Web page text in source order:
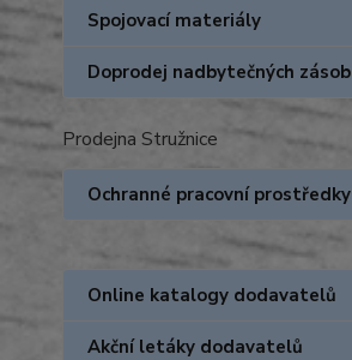
Spojovací materiály
Doprodej nadbytečných zásob
Prodejna Stružnice
Ochranné pracovní prostředky
Online katalogy dodavatelů
Akční letáky dodavatelů